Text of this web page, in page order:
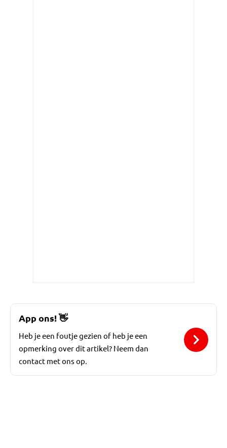
App ons!👋
Heb je een foutje gezien of heb je een
opmerking over dit artikel? Neem dan
contact met ons op.